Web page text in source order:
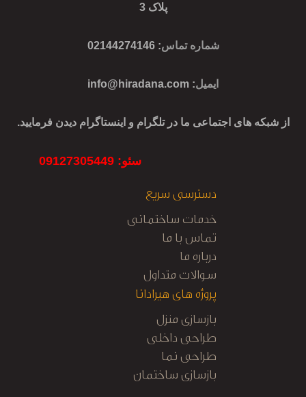
پلاک 3
شماره تماس: 02144274146
ایمیل:
info@hiradana.com
از شبکه های اجتماعی ما در تلگرام و اینستاگرام دیدن فرمایید.
سئو: 09127305449
دسترسی سریع
خدمات ساختمانی
تماس با ما
درباره ما
سوالات متداول
پروژه های هیرادانا
بازسازی منزل
طراحی داخلی
طراحی نما
بازسازی ساختمان